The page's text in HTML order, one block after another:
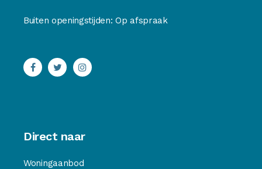
Buiten openingstijden: Op afspraak
Direct naar
Woningaanbod